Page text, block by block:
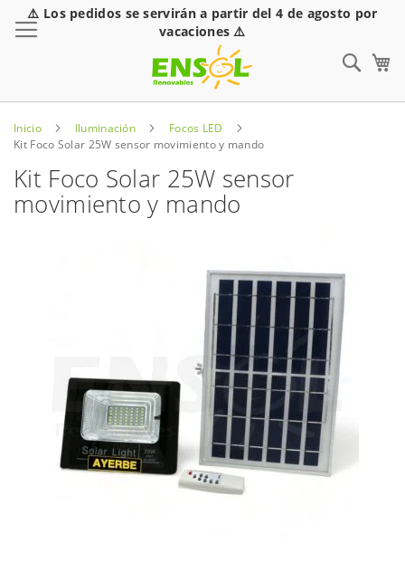
⚠️ Los pedidos se servirán a partir del 4 de agosto por
vacaciones ⚠️
Inicio Iluminación
Focos LED
Kit Foco Solar 25W sensor movimiento y mando
Kit Foco Solar 25W sensor
movimiento y mando